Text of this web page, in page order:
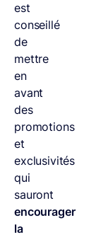
est
conseillé
de
mettre
en
avant
des
promotions
et
exclusivités
qui
sauront
encourager
la